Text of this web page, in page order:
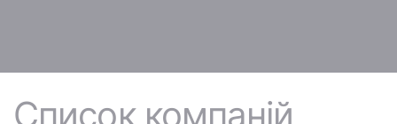
Список компаній